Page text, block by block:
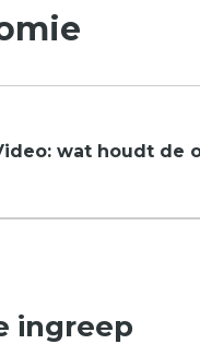
wat houdt de
ingreep